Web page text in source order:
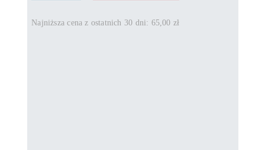
Najniższa cena z ostatnich 30 dni: 65,00 zł